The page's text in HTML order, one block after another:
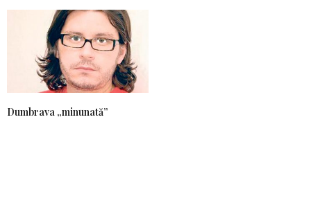
Dumbrava „minunată”